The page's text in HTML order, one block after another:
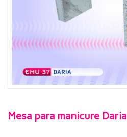
Mesa para manicure Daria